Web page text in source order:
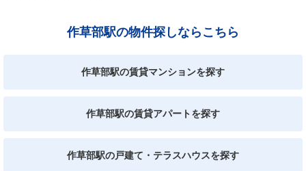
作草部駅の物件探しならこちら
作草部駅の賃貸マンションを探す
作草部駅の賃貸アパートを探す
作草部駅の戸建て・テラスハウスを探す